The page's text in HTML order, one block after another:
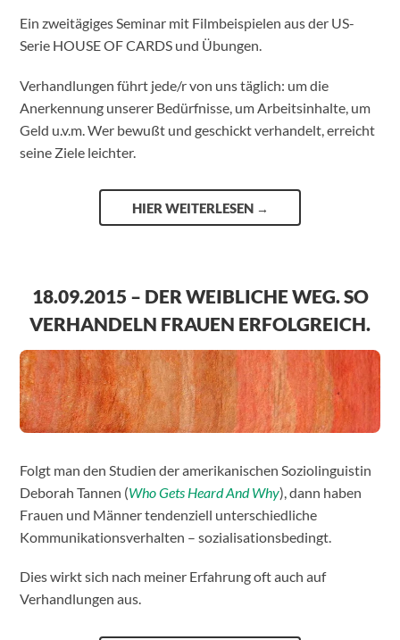
Ein zweitägiges Seminar mit Filmbeispielen aus der US-
Serie HOUSE OF CARDS und Übungen.
Verhandlungen führt jede/r von uns täglich: um die
Anerkennung unserer Bedürfnisse, um Arbeitsinhalte, um
Geld u.v.m. Wer bewußt und geschickt verhandelt, erreicht
seine Ziele leichter.
HIER WEITERLESEN →
18.09.2015 – DER WEIBLICHE WEG. SO
VERHANDELN FRAUEN ERFOLGREICH.
Folgt man den Studien der amerikanischen Soziolinguistin
Deborah Tannen (Who Gets Heard And Why), dann haben
Frauen und Männer tendenziell unterschiedliche
Kommunikationsverhalten – sozialisationsbedingt.
Dies wirkt sich nach meiner Erfahrung oft auch auf
Verhandlungen aus.